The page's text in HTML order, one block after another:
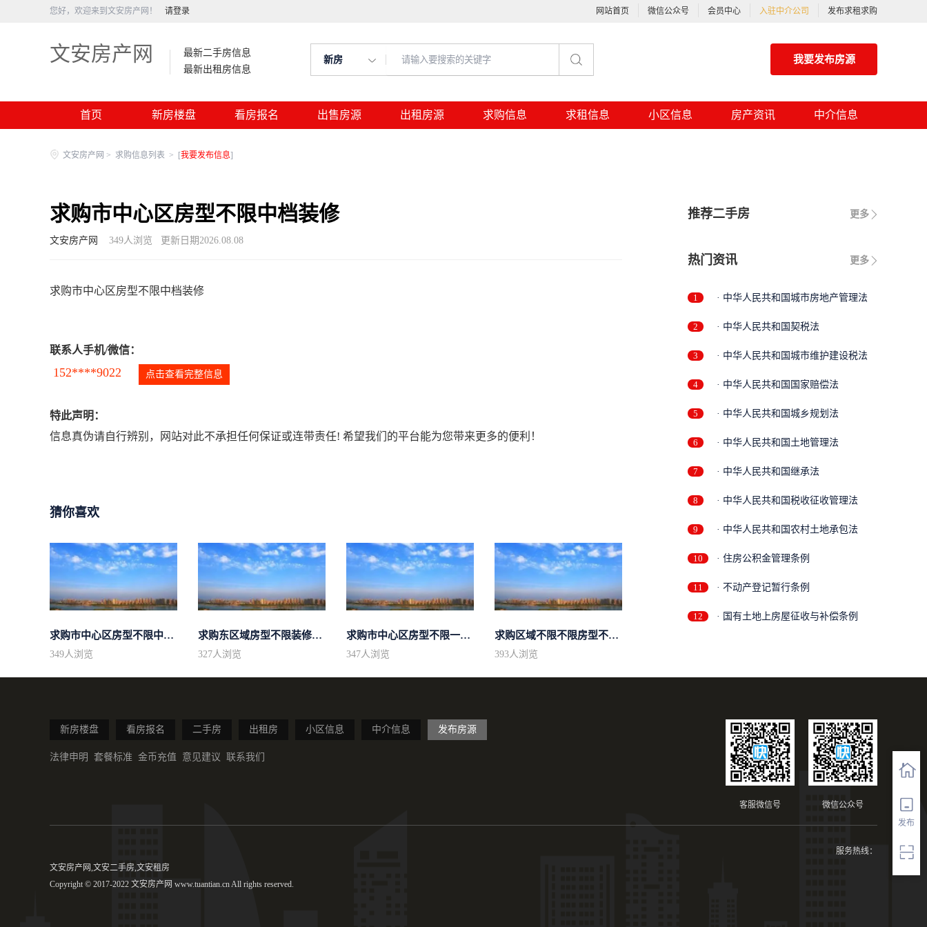
您好，欢迎来到文安房产网！ 请登录 网站首页 微信公众号 会员中心 入驻中介公司 发布求租求购
文安房产网
最新二手房信息
最新出租房信息
新房 我要发布房源
首页 新房楼盘 看房报名 出售房源 出租房源 求购信息 求租信息 小区信息 房产资讯 中介信息
发布
文安房产网 > 求购信息列表 > [我要发布信息]
求购市中心区房型不限中档装修
文安房产网 349人浏览 更新日期2026.08.08
求购市中心区房型不限中档装修
联系人手机/微信：
152****9022 点击查看完整信息
特此声明：
信息真伪请自行辨别，网站对此不承担任何保证或连带责任! 希望我们的平台能为您带来更多的便利！
猜你喜欢
求购市中心区房型不限中档装修
349人浏览
求购东区域房型不限装修不限
327人浏览
求购市中心区房型不限一室一厅一卫简...
347人浏览
求购区域不限不限房型不限两室一厅简...
393人浏览
更多
推荐二手房
更多
热门资讯
1 · 中华人民共和国城市房地产管理法
2 · 中华人民共和国契税法
3 · 中华人民共和国城市维护建设税法
4 · 中华人民共和国国家赔偿法
5 · 中华人民共和国城乡规划法
6 · 中华人民共和国土地管理法
7 · 中华人民共和国继承法
8 · 中华人民共和国税收征收管理法
9 · 中华人民共和国农村土地承包法
10 · 住房公积金管理条例
11 · 不动产登记暂行条例
12 · 国有土地上房屋征收与补偿条例
新房楼盘 看房报名 二手房 出租房 小区信息 中介信息 发布房源
法律申明 套餐标准 金币充值 意见建议 联系我们
微信公众号
客服微信号
服务热线：
文安房产网,文安二手房,文安租房
Copyright © 2017-2022 文安房产网 www.tuantian.cn All rights reserved.